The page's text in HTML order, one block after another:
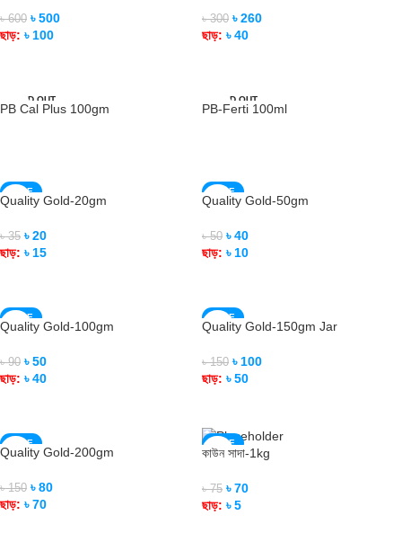
৳600 ৳500
ছাড়: ৳100
৳300 ৳260
ছাড়: ৳40
SOLD OUT
PB Cal Plus 100gm
SOLD OUT
PB-Ferti 100ml
SALE
Quality Gold-20gm
৳35 ৳20
ছাড়: ৳15
SALE
Quality Gold-50gm
৳50 ৳40
ছাড়: ৳10
SALE
Quality Gold-100gm
৳90 ৳50
ছাড়: ৳40
SALE
Quality Gold-150gm Jar
৳150 ৳100
ছাড়: ৳50
SALE
Quality Gold-200gm
৳150 ৳80
ছাড়: ৳70
SALE
কাউন সাদা-1kg
৳75 ৳70
ছাড়: ৳5